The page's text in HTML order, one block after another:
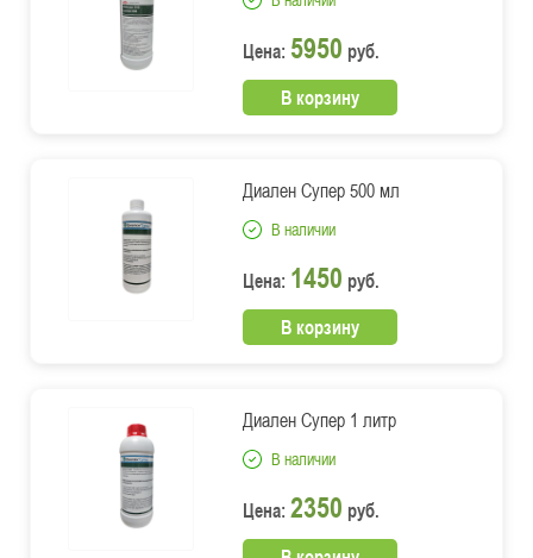
Цена: 5950 руб.
В корзину
Диален Супер 500 мл
В наличии
Цена: 1450 руб.
В корзину
Диален Супер 1 литр
В наличии
Цена: 2350 руб.